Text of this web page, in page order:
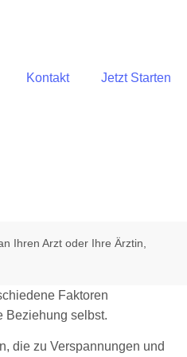
Kontakt Jetzt Starten
Ihren Arzt oder Ihre Ärztin,
Faktoren
Beziehung selbst.
die zu Verspannungen und